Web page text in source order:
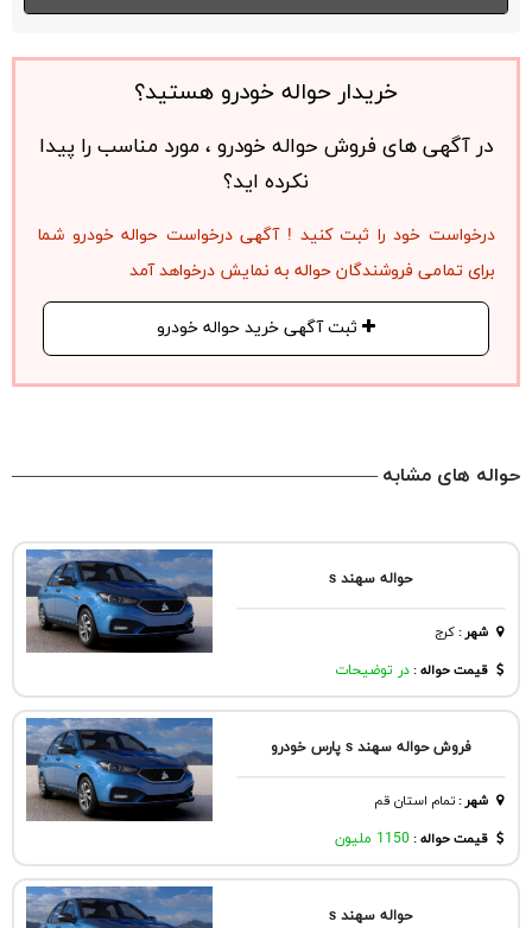
خریدار حواله خودرو هستید؟
در آگهی های فروش حواله خودرو ، مورد مناسب را پیدا
نکرده اید؟
درخواست خود را ثبت کنید ! آگهی درخواست حواله خودرو شما
برای تمامی فروشندگان حواله به نمایش درخواهد آمد
ثبت آگهی خرید حواله خودرو
حواله های مشابه
حواله سهند s
شهر:كرج
قیمت حواله :در توضیحات
فروش حواله سهند s پارس خودرو
شهر:تمام استان قم
قیمت حواله : 1150 ملیون
حواله سهند s